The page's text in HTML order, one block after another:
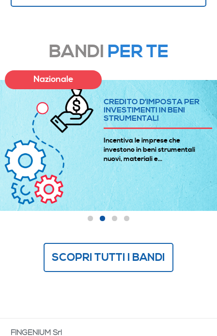
BANDI PER TE
Nazionale
CREDITO D’IMPOSTA PER
INVESTIMENTI IN BENI
STRUMENTALI
Incentiva le imprese che
investono in beni strumentali
nuovi, materiali e...
SCOPRI TUTTI I BANDI
FINGENIUM Srl